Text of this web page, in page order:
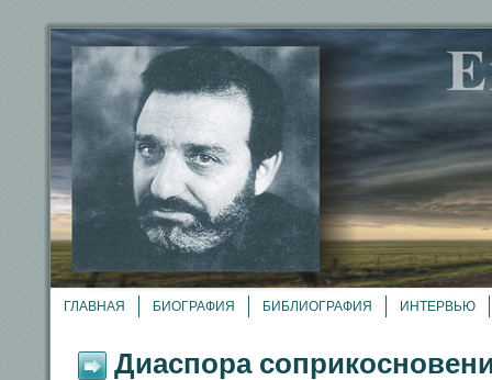
ГЛАВНАЯ БИОГРАФИЯ БИБЛИОГРАФИЯ ИНТЕРВЬЮ
Диаспора